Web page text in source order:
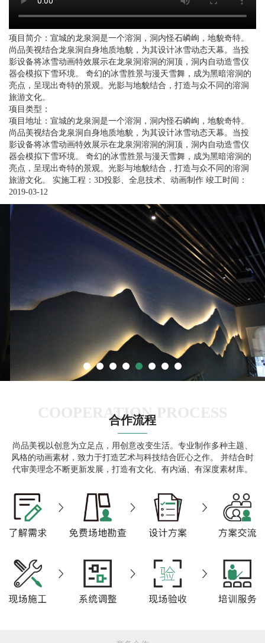
项目简介：宣城的龙泉洞是一个溶洞，洞内怪石嶙峋，地貌奇特。
尚品美视结合龙泉洞自身地质地貌，为其设计冰雪动态天幕。当投
影设备将冰雪动画特效展示在龙泉洞溶洞的洞顶，洞内自动造雪仪
器会模拟下雪环境。 奇幻的冰雪胜景与漫天雪舞，成为黑暗溶洞的
亮点，呈现出奇特的景观。光影与地貌结合，打造与众不同的溶洞
旅游文化。
项目类型：
项目地址：宣城的龙泉洞是一个溶洞，洞内怪石嶙峋，地貌奇特。
尚品美视结合龙泉洞自身地质地貌，为其设计冰雪动态天幕。当投
影设备将冰雪动画特效展示在龙泉洞溶洞的洞顶，洞内自动造雪仪
器会模拟下雪环境。 奇幻的冰雪胜景与漫天雪舞，成为黑暗溶洞的
亮点，呈现出奇特的景观。光影与地貌结合，打造与众不同的溶洞
旅游文化。 实施工程：3D投影、全息技术、动画制作 竣工时间：
2019-03-12
COOPERATION PROCESS
合作流程
尚品美视以创意为立足点，用创意改变生活。专业制作多种主题、
风格的动画素材，致力于打造艺术与科技结合匠心之作。 并结合时
代审美理念不断更新发展，打造有文化、有内涵、有深度素材库。